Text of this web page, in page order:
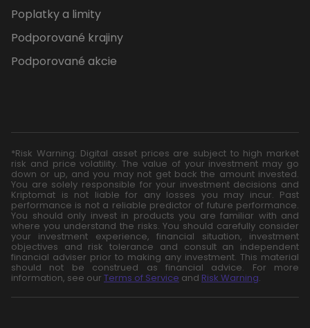
Poplatky a limity
Podporované krajiny
Podporované akcie
*Risk Warning: Digital asset prices are subject to high market
risk and price volatility. The value of your investment may go
down or up, and you may not get back the amount invested.
You are solely responsible for your investment decisions and
Kriptomat is not liable for any losses you may incur. Past
performance is not a reliable predictor of future performance.
You should only invest in products you are familiar with and
where you understand the risks. You should carefully consider
your investment experience, financial situation, investment
objectives and risk tolerance and consult an independent
financial adviser prior to making any investment. This material
should not be construed as financial advice. For more
information, see our Terms of Service and Risk Warning.